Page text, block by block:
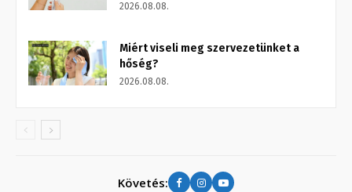
2026.08.08.
Miért viseli meg szervezetünket a
hőség?
2026.08.08.
Követés: